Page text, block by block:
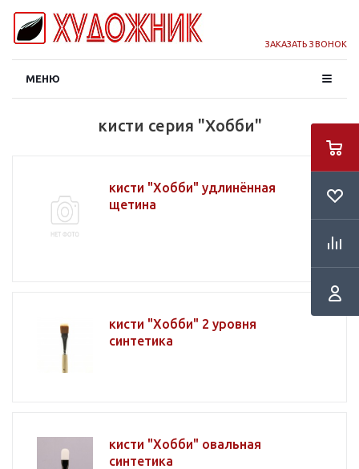
ЗАКАЗАТЬ ЗВОНОК
МЕНЮ
кисти серия "Хобби"
кисти "Хобби" удлинённая
щетина
кисти "Хобби" 2 уровня
синтетика
кисти "Хобби" овальная
синтетика